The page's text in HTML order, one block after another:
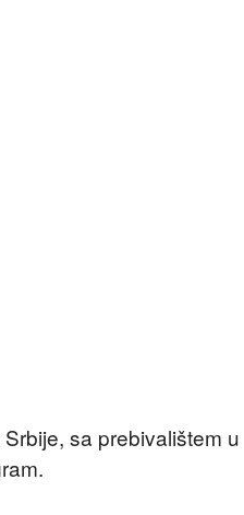
sa prebivalištem u